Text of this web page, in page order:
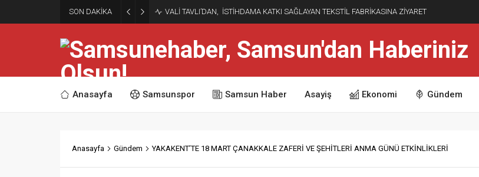
SON DAKİKA VALİ TAVLI’DAN, İSTİHDAMA KATKI SAĞLAYAN TEKSTİL FABRİKASINA ZİYARET
Anasayfa Samsunspor Samsun Haber Asayiş Ekonomi Gündem
Anasayfa Gündem YAKAKENT’TE 18 MART ÇANAKKALE ZAFERİ VE ŞEHİTLERİ ANMA GÜNÜ ETKİNLİKLERİ